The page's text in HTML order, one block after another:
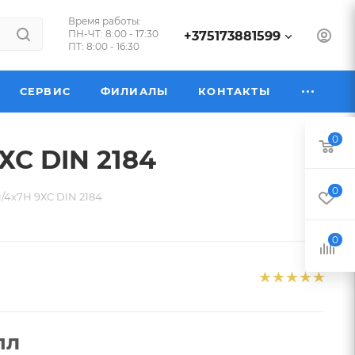
Время работы:
ПН-ЧТ: 8:00 - 17:30
ПТ: 8:00 - 16:30
+375173881599
СЕРВИС ФИЛИАЛЫ КОНТАКТЫ
DIN 2184
9ХС DIN 2184
0
0
0